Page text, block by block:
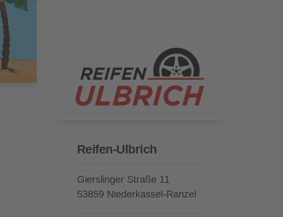
Reifen-Ulbrich
Gierslinger Straße 11
53859 Niederkassel-Ranzel